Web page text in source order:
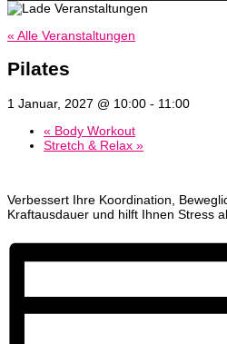
« Alle Veranstaltungen
Pilates
1 Januar, 2027 @ 10:00 - 11:00
« Body Workout
Stretch & Relax »
Verbessert Ihre Koordination,
Kraftausdauer und hilft Ihnen Stress